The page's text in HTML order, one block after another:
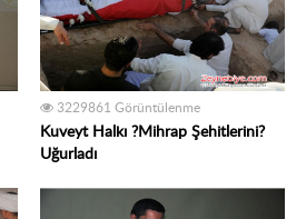
3229861 Görüntülenme
Kuveyt Halkı ?Mihrap Şehitlerini?
Uğurladı